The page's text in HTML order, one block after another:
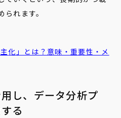
れます。
化 」とは？意味・重要性・メ
し、データ分析プ
る